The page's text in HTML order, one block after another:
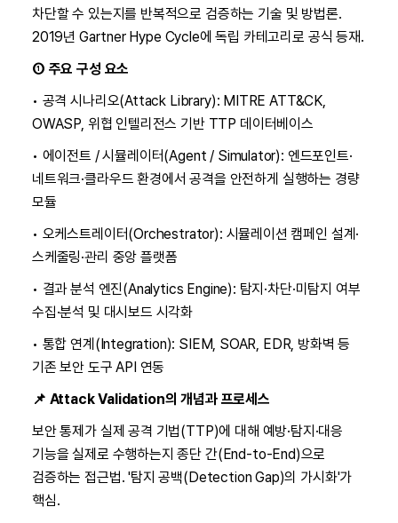
차단할 수 있는지를 반복적으로 검증하는 기술 및 방법론.
2019년 Gartner Hype Cycle에 독립 카테고리로 공식 등재.
① 주요 구성 요소
• 공격 시나리오(Attack Library): MITRE ATT&CK,
OWASP, 위협 인텔리전스 기반 TTP 데이터베이스
• 에이전트 / 시뮬레이터(Agent / Simulator): 엔드포인트·
네트워크·클라우드 환경에서 공격을 안전하게 실행하는 경량
모듈
• 오케스트레이터(Orchestrator): 시뮬레이션 캠페인 설계·
스케줄링·관리 중앙 플랫폼
• 결과 분석 엔진(Analytics Engine): 탐지·차단·미탐지 여부
수집·분석 및 대시보드 시각화
• 통합 연계(Integration): SIEM, SOAR, EDR, 방화벽 등
기존 보안 도구 API 연동
📌 Attack Validation의 개념과 프로세스
보안 통제가 실제 공격 기법(TTP)에 대해 예방·탐지·대응
기능을 실제로 수행하는지 종단 간(End-to-End)으로
검증하는 접근법. '탐지 공백(Detection Gap)의 가시화'가
핵심.